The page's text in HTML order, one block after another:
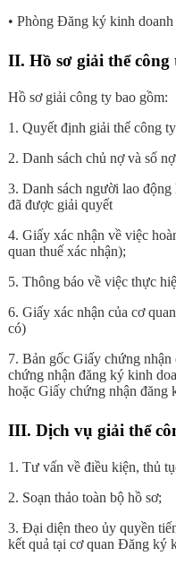
• Phòng Đăng ký kinh
II. Hồ sơ giải thể công
Hồ sơ giải công ty bao gồm:
1. Quyết định giải thể công ty
2. Danh sách chủ nợ và số
3. Danh sách người lao
đã được giải quyết
4. Giấy xác nhận về việc
quan thuế xác nhận);
5. Thông báo về việc thực
6. Giấy xác nhận của cơ
có)
7. Bản gốc Giấy chứng
chứng nhận đăng ký kinh
hoặc Giấy chứng nhận đăng
III. Dịch vụ giải thể
1. Tư vấn về điều kiện, thủ
2. Soạn thảo toàn bộ hồ sơ;
3. Đại diện theo ủy quyền
kết quả tại cơ quan Đăng ký